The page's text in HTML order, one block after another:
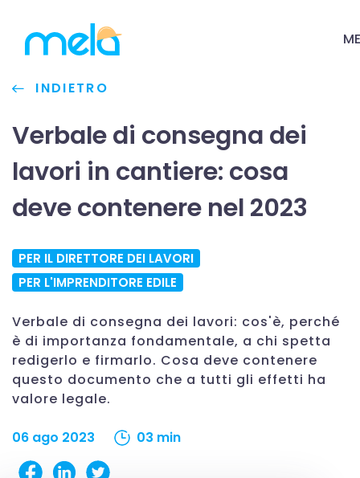
INDIETRO
Verbale di consegna dei
lavori in cantiere: cosa
deve contenere nel 2023
PER IL DIRETTORE DEI LAVORI
PER L'IMPRENDITORE EDILE
Verbale di consegna dei lavori: cos'è, perché
è di importanza fondamentale, a chi spetta
redigerlo e firmarlo. Cosa deve contenere
questo documento che a tutti gli effetti ha
valore legale.
06 ago 2023 03 min